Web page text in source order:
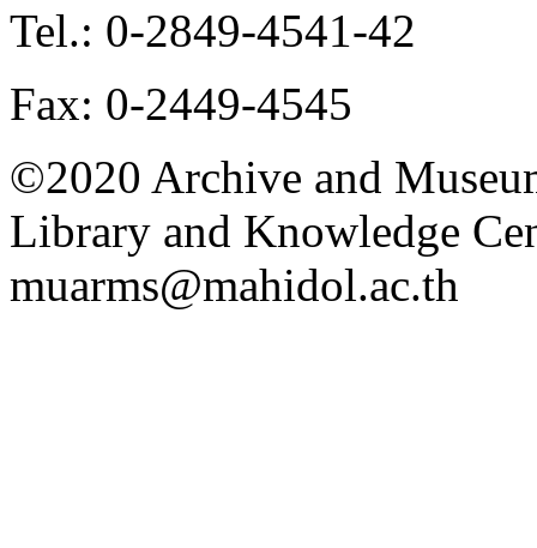
Tel.: 0-2849-4541-42
Fax: 0-2449-4545
©2020 Archive and
Library and Knowledge
muarms@mahidol.ac.th